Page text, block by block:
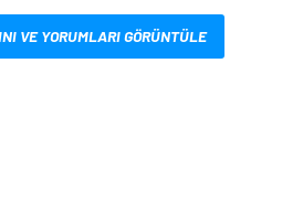
VE YORUMLARI GÖRÜNTÜLE